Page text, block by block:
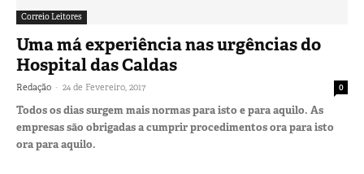
Correio Leitores
Uma má experiência nas urgências do
Hospital das Caldas
Redação - 24 de Fevereiro, 2017 0
Todos os dias surgem mais normas para isto e para aquilo. As
empresas são obrigadas a cumprir procedimentos ora para isto
ora para aquilo.